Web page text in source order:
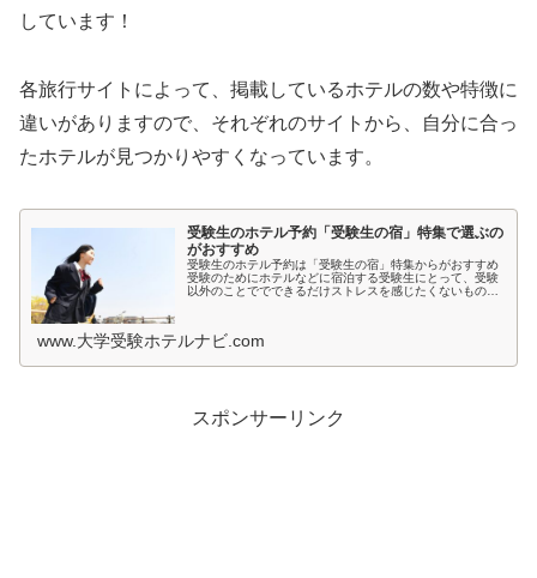
しています！
各旅行サイトによって、掲載しているホテルの数や特徴に
違いがありますので、それぞれのサイトから、自分に合っ
たホテルが見つかりやすくなっています。
受験生のホテル予約「受験生の宿」特集で選ぶの
がおすすめ
受験生のホテル予約は「受験生の宿」特集からがおすすめ
受験のためにホテルなどに宿泊する受験生にとって、受験
以外のことででできるだけストレスを感じたくないもので
www.大学受験ホテルナビ.com
スポンサーリンク